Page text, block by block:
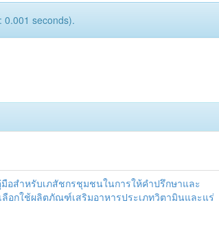
0.001 seconds).
อสำหรับเภสัชกรชุมชนในการให้คำปรึกษาและ
ลือกใช้ผลิตภัณฑ์เสริมอาหารประเภทวิตามินและแร่